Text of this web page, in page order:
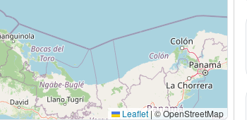
Leaflet|© OpenStreetMap